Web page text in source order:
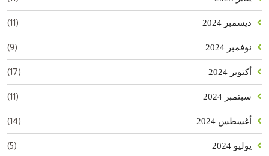
ديسمبر 2024 (11)
نوفمبر 2024 (9)
أكتوبر 2024 (17)
سبتمبر 2024 (11)
أغسطس 2024 (14)
يوليو 2024 (5)